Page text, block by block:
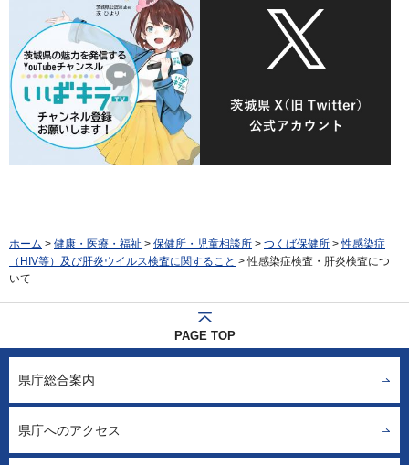
ホーム > 健康・医療・福祉 > 保健所・児童相談所 > つくば保健所 >性感染症
（HIV等）及び肝炎ウイルス検査に関すること > 性感染症検査・肝炎検査につ
いて
PAGE TOP
県庁総合案内
県庁へのアクセス